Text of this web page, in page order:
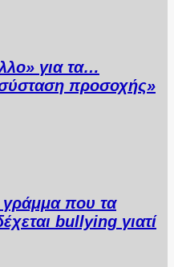
για τα…
προσοχής»
γράμμα που τα
bullying γιατί